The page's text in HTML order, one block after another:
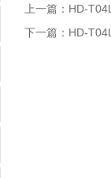
上一篇： HD-
下一篇： HD-